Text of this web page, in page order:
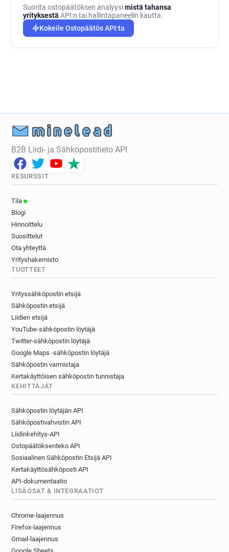
Suorita ostopäätöksen analyysimistä tahansa
yrityksestä API:n tai hallintapaneelin kautta.
Kokeile Ostopäätös API:ta
B2B Liidi- ja Sähköpostitieto API
RESURSSIT
Tila
Blogi
Hinnoittelu
Suosittelut
Ota yhteyttä
Yrityshakemisto
TUOTTEET
Yrityssähköpostin etsijä
Sähköpostin etsijä
Liidien etsijä
YouTube-sähköpostin löytäjä
Twitter-sähköpostin löytäjä
Google Maps -sähköpostin löytäjä
Sähköpostin varmistaja
Kertakäyttöisen sähköpostin tunnistaja
KEHITTÄJÄT
Sähköpostin löytäjän API
Sähköpostivahvistin API
Liidinkehitys-API
Ostopäätöksenteko API
Sosiaalinen Sähköpostin Etsijä API
Kertakäyttösähköposti API
API-dokumentaatio
LISÄOSAT & INTEGRAATIOT
Chrome-laajennus
Firefox-laajennus
Gmail-laajennus